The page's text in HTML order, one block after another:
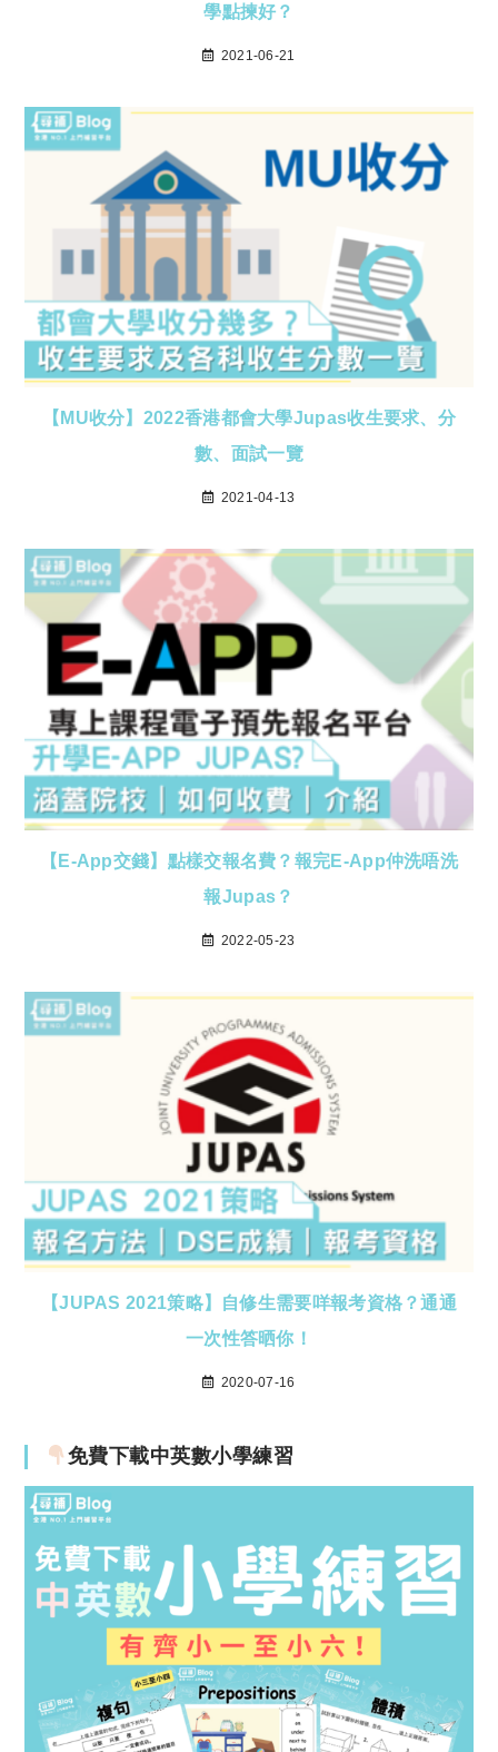
學點揀好？
2021-06-21
【MU收分】2022香港都會大學Jupas收生要求、分
數、面試一覽
2021-04-13
【E-App交錢】點樣交報名費？報完E-App仲洗唔洗
報Jupas？
2022-05-23
【JUPAS 2021策略】自修生需要咩報考資格？通通
一次性答晒你！
2020-07-16
免費下載中英數小學練習